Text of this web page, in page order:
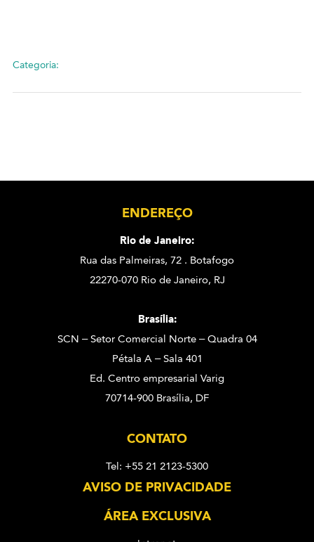
Categoria:
ENDEREÇO
Rio de Janeiro:
Rua das Palmeiras, 72 . Botafogo
22270-070 Rio de Janeiro, RJ
Brasília:
SCN – Setor Comercial Norte – Quadra 04
Pétala A – Sala 401
Ed. Centro empresarial Varig
70714-900 Brasília, DF
CONTATO
Tel: +55 21 2123-5300
AVISO DE PRIVACIDADE
ÁREA EXCLUSIVA